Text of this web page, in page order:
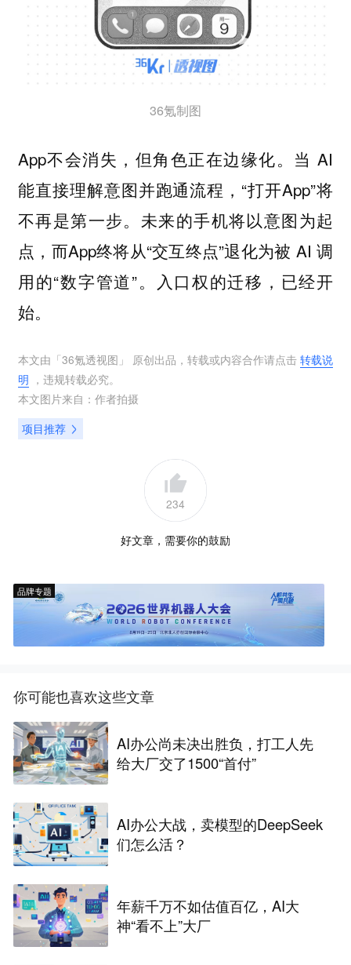
36氪制图
App不会消失，但角色正在边缘化。当 AI
能直接理解意图并跑通流程，“打开App”将
不再是第一步。未来的手机将以意图为起
点，而App终将从“交互终点”退化为被 AI 调
用的“数字管道”。入口权的迁移，已经开
始。
本文由「36氪透视图 」 原创出品，转载或内容合作请点击转载说
明 ，违规转载必究。
本文图片来自： 作者拍摄
项目推荐
234
好文章，需要你的鼓励
品牌专题
你可能也喜欢这些文章
AI办公尚未决出胜负，打工人先
给大厂交了1500“首付”
AI办公大战，卖模型的DeepSeek
们怎么活？
年薪千万不如估值百亿，AI大
神“看不上”大厂